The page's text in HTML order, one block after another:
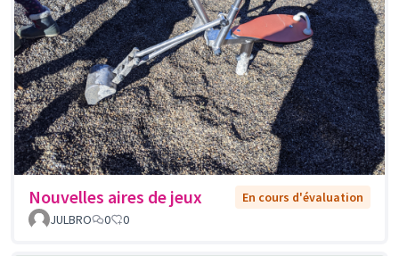
Nouvelles aires de jeux
En cours d'évaluation
JULBRO
0 0